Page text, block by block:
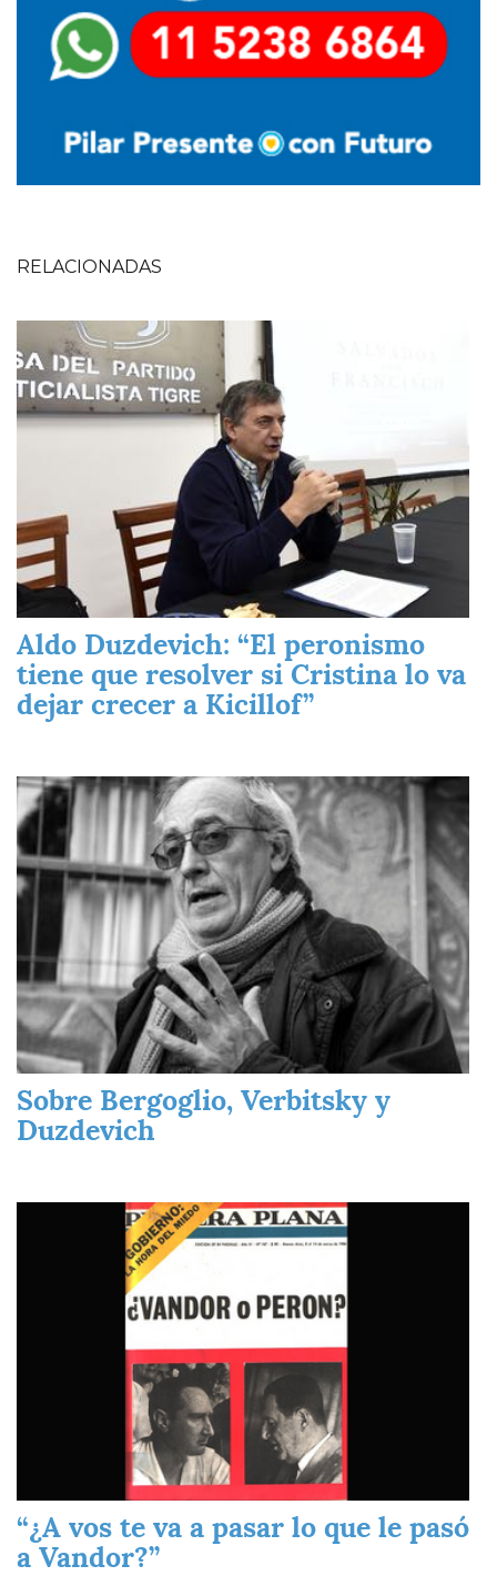
RELACIONADAS
Aldo Duzdevich: “El peronismo
tiene que resolver si Cristina lo va
dejar crecer a Kicillof”
Imagen
Sobre Bergoglio, Verbitsky y
Duzdevich
“¿A vos te va a pasar lo que le pasó
a Vandor?”